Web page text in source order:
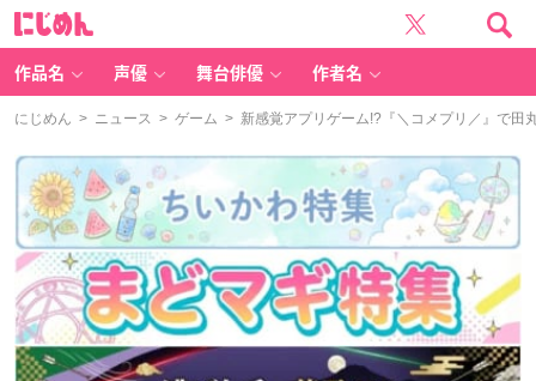
作品名 声優 舞台俳優 作者名
にじめん > ニュース > ゲーム > 新感覚アプリゲーム!?『＼コメプリ／』で田